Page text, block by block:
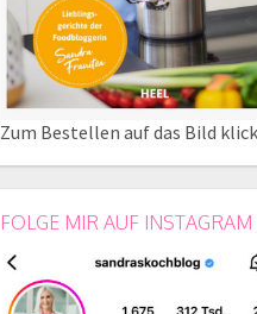
Zum Bestellen auf das Bild
FOLGE MIR AUF INSTAGRAM